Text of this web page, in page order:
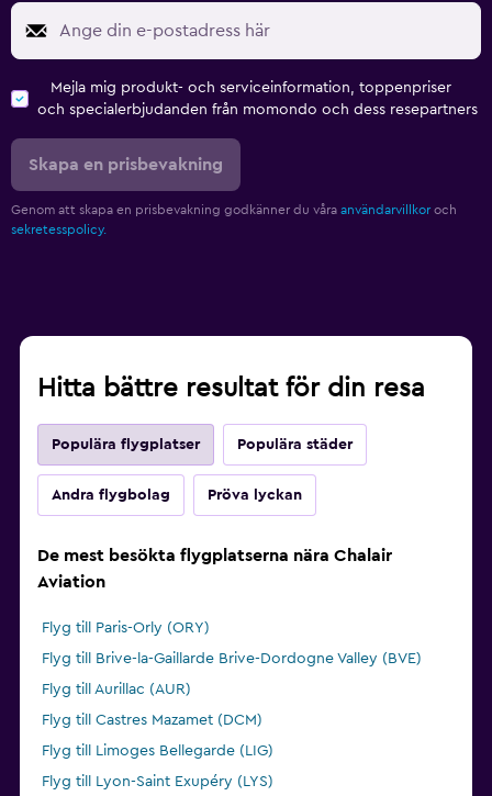
Mejla mig produkt- och serviceinformation, toppenpriser
och specialerbjudanden från momondo och dess resepartners
Skapa en prisbevakning
Genom att skapa en prisbevakning godkänner du våra användarvillkor och
sekretesspolicy.
Hitta bättre resultat för din resa
Populära flygplatser Populära städer
Andra flygbolag Pröva lyckan
De mest besökta flygplatserna nära Chalair
Aviation
Flyg till Paris-Orly (ORY)
Flyg till Brive-la-Gaillarde Brive-Dordogne Valley (BVE)
Flyg till Aurillac (AUR)
Flyg till Castres Mazamet (DCM)
Flyg till Limoges Bellegarde (LIG)
Flyg till Lyon-Saint Exupéry (LYS)